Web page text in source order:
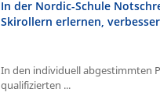
In der Nordic-Schule
Skirollern erlernen,
In den individuell abgestimmten
qualifizierten ...